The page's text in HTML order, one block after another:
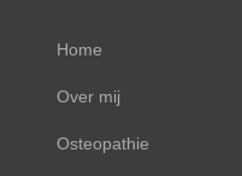
Home
Over mij
Osteopathie